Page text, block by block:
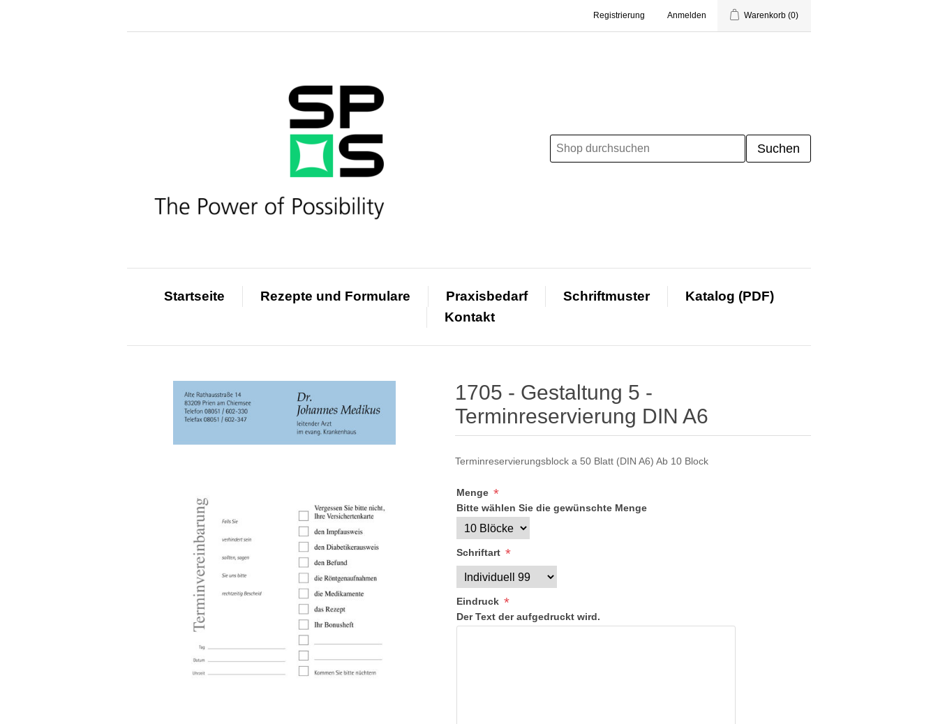
Registrierung Anmelden Warenkorb (0)
Startseite Rezepte und Formulare Praxisbedarf Schriftmuster
Katalog (PDF)
Kontakt
1705 - Gestaltung 5 -
Terminreservierung DIN A6
Terminreservierungsblock a 50 Blatt (DIN A6) Ab 10 Block
Menge *
Bitte wählen Sie die gewünschte Menge
Schriftart *
Eindruck *
Der Text der aufgedruckt wird.